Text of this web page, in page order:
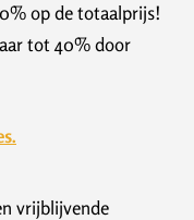
op de totaalprijs!
tot 40% door
vrijblijvende